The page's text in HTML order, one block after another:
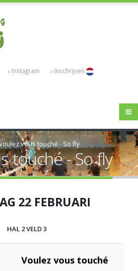
Instagram Inschrijven
vous touché - So fly
touché - So fly
22 FEBRUARI
HAL 2 VELD 3
Voulez vous touché